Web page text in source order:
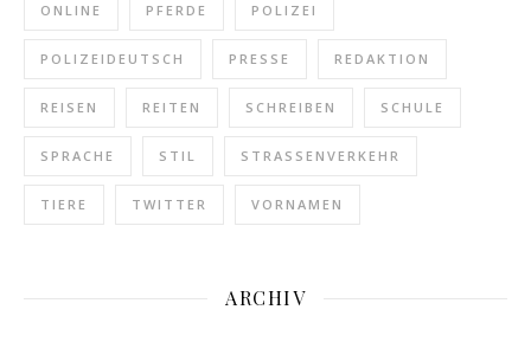
ONLINE PFERDE POLIZEI
POLIZEIDEUTSCH PRESSE REDAKTION
REISEN REITEN SCHREIBEN SCHULE
SPRACHE STIL STRASSENVERKEHR
TIERE TWITTER VORNAMEN
ARCHIV